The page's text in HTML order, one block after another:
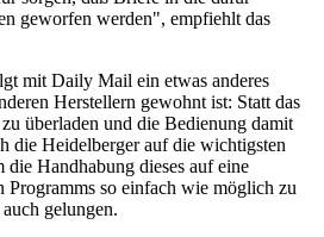
geworfen werden", empfiehlt das
mit Daily Mail ein etwas anderes
Herstellern gewohnt ist: Statt das
überladen und die Bedienung damit
die Heidelberger auf die wichtigsten
Handhabung dieses auf eine
Programms so einfach wie möglich zu
gelungen.